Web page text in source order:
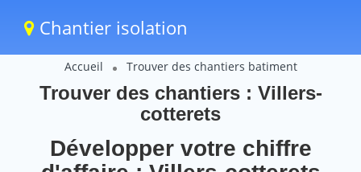
Chantier isolation
Accueil Trouver des chantiers batiment
Trouver des chantiers : Villers-
cotterets
Développer votre chiffre